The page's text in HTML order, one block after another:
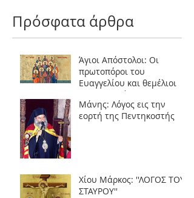
Πρόσφατα άρθρα
Άγιοι Απόστολοι: Οι
πρωτοπόροι του
Ευαγγελίου και θεμέλιοι
της Εκκλησίας
Μάνης: Λόγος εις την
εορτή της Πεντηκοστής
Χίου Μάρκος: ''ΛΟΓΟΣ ΤΟΥ
ΣΤΑΥΡΟΥ''